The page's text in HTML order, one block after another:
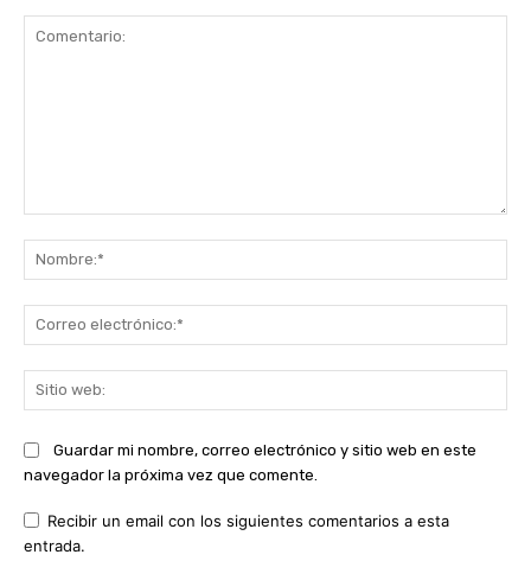
Guardar mi nombre, correo electrónico y sitio web en este
navegador la próxima vez que comente.
Recibir un email con los siguientes comentarios a esta
entrada.